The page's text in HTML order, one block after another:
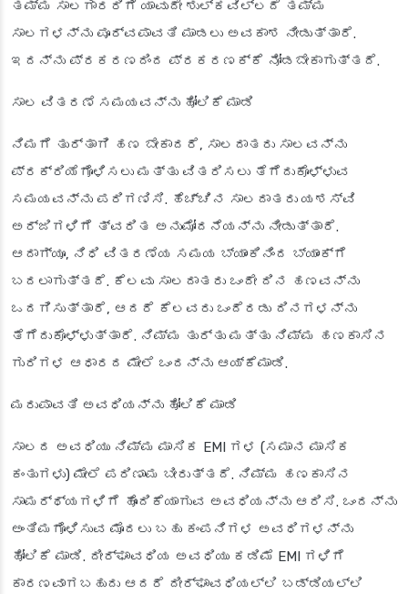
ತಮ್ಮ ಸಾಲಗಾರರಿಗೆ ಯಾವುದೇ ಶುಲ್ಕವಿಲ್ಲದೆ ತಮ್ಮ
ಸಾಲಗಳನ್ನು ಪೂರ್ವಪಾವತಿ ಮಾಡಲು ಅವಕಾಶ ನೀಡುತ್ತಾರೆ.
ಇದನ್ನು ಪ್ರಕರಣದಿಂದ ಪ್ರಕರಣಕ್ಕೆ ನೋಡಬೇಕಾಗುತ್ತದೆ.
ಸಾಲ ವಿತರಣೆ ಸಮಯವನ್ನು ಹೋಲಿಕೆ ಮಾಡಿ
ನಿಮಗೆ ತುರ್ತಾಗಿ ಹಣ ಬೇಕಾದರೆ, ಸಾಲದಾತರು ಸಾಲವನ್ನು
ಪ್ರಕ್ರಿಯೆಗೊಳಿಸಲು ಮತ್ತು ವಿತರಿಸಲು ತೆಗೆದುಕೊಳ್ಳುವ
ಸಮಯವನ್ನು ಪರಿಗಣಿಸಿ. ಹೆಚ್ಚಿನ ಸಾಲದಾತರು ಯಶಸ್ವಿ
ಅರ್ಜಿಗಳಿಗೆ ತ್ವರಿತ ಅನುಮೋದನೆಯನ್ನು ನೀಡುತ್ತಾರೆ.
ಆದಾಗ್ಯೂ, ನಿಧಿ ವಿತರಣೆಯ ಸಮಯ ಬ್ಯಾಂಕಿನಿಂದ ಬ್ಯಾಂಕ್‌ಗೆ
ಬದಲಾಗುತ್ತದೆ. ಕೆಲವು ಸಾಲದಾತರು ಒಂದೇ ದಿನ ಹಣವನ್ನು
ಒದಗಿಸುತ್ತಾರೆ, ಆದರೆ ಕೆಲವರು ಒಂದೆರಡು ದಿನಗಳನ್ನು
ತೆಗೆದುಕೊಳ್ಳುತ್ತಾರೆ. ನಿಮ್ಮ ತುರ್ತು ಮತ್ತು ನಿಮ್ಮ ಹಣಕಾಸಿನ
ಗುರಿಗಳ ಆಧಾರದ ಮೇಲೆ ಒಂದನ್ನು ಆಯ್ಕೆಮಾಡಿ.
ಮರುಪಾವತಿ ಅವಧಿಯನ್ನು ಹೋಲಿಕೆ ಮಾಡಿ
ಸಾಲದ ಅವಧಿಯು ನಿಮ್ಮ ಮಾಸಿಕ EMI ಗಳ (ಸಮಾನ ಮಾಸಿಕ
ಕಂತುಗಳು) ಮೇಲೆ ಪರಿಣಾಮ ಬೀರುತ್ತದೆ. ನಿಮ್ಮ ಹಣಕಾಸಿನ
ಸಾಮರ್ಥ್ಯಗಳಿಗೆ ಹೊಂದಿಕೆಯಾಗುವ ಅವಧಿಯನ್ನು ಆರಿಸಿ. ಒಂದನ್ನು
ಅಂತಿಮಗೊಳಿಸುವ ಮೊದಲು ಬಹು ಕಂಪನಿಗಳ ಅವಧಿಗಳನ್ನು
ಹೋಲಿಕೆ ಮಾಡಿ. ದೀರ್ಘಾವಧಿಯ ಅವಧಿಯು ಕಡಿಮೆ EMI ಗಳಿಗೆ
ಕಾರಣವಾಗಬಹುದು ಆದರೆ ದೀರ್ಘಾವಧಿಯಲ್ಲಿ ಬಡ್ಡಿಯಲ್ಲಿ